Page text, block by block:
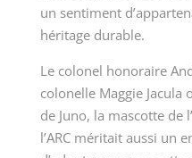
un sentiment
héritage durable.
Le colonel honoraire
colonelle Maggie Jacula
de Juno, la mascotte de
l’ARC méritait aussi un